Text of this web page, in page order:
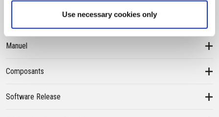
Use necessary cookies only
Documentation et Tutoriels vidéos
Manuel
Composants
Software Release